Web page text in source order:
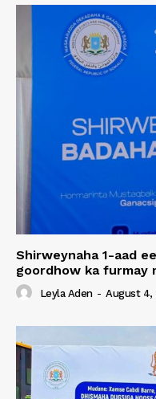
Shirweynaha 1-aad
goordhow ka furmay
Leyla Aden - August 4,